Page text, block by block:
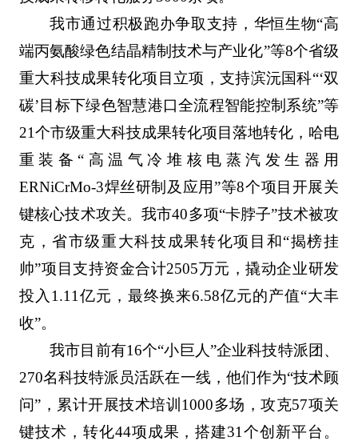
我市通过积极跑办争取支持，华恒生物“高
端丙氨酸绿色结晶精制技术与产业化”等8个省级
重大科技成果转化项目立项，支持滨沅国科“‘双
碳’目标下绿色智慧港口全流程智能控制系统”等
21个市级重大科技成果转化项目落地转化，哈电
重装备“高温气冷堆核电蒸汽发生器用
ERNiCrMo-3焊丝研制及应用”等8个项目开展关
键核心技术攻关。我市40多项“卡脖子”技术被攻
克，省市级重大科技成果转化项目和“揭榜挂
帅”项目支持资金合计2505万元，撬动企业研发
投入1.11亿元，最终换来6.58亿元的产值“大丰
收”。
我市目前有16个“小巨人”企业科技特派团、
270名科技特派员活跃在一线，他们作为“技术顾
问”，累计开展技术培训1000多场，攻克57项关
键技术，转化44项成果，搭建31个创新平台。